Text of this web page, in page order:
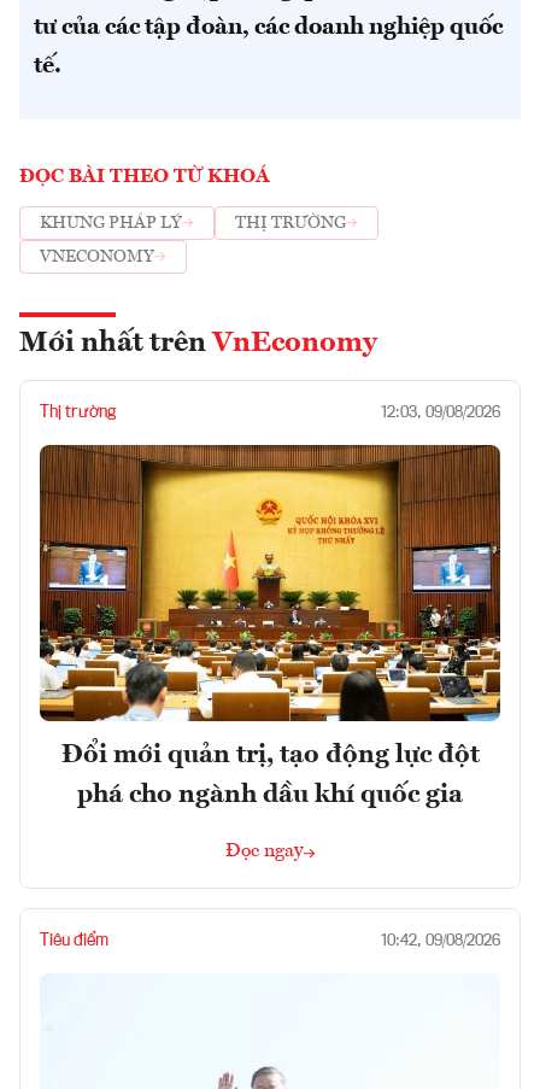
tư của các tập đoàn, các doanh nghiệp quốc
tế.
ĐỌC BÀI THEO TỪ KHOÁ
KHUNG PHÁP LÝ
THỊ TRƯỜNG
VNECONOMY
Mới nhất trên VnEconomy
Thị trường 12:03, 09/08/2026
Đổi mới quản trị, tạo động lực đột
phá cho ngành dầu khí quốc gia
Đọc ngay
Tiêu điểm 10:42, 09/08/2026